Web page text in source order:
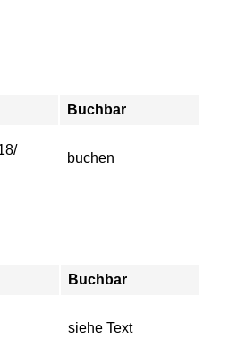
Buchbar
buchen
Buchbar
siehe Text